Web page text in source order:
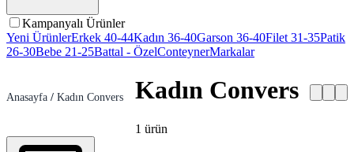
Kampanyalı Ürünler
Yeni ÜrünlerErkek 40-44Kadın 36-40Garson 36-40Filet 31-35Patik
26-30Bebe 21-25Battal - ÖzelConteynerMarkalar
Anasayfa / Kadın Convers Kadın Convers
1 ürün